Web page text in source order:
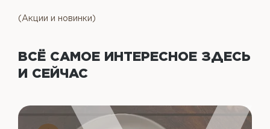
(Акции и новинки)
ВСЁ САМОЕ ИНТЕРЕСНОЕ ЗДЕСЬ
И СЕЙЧАС